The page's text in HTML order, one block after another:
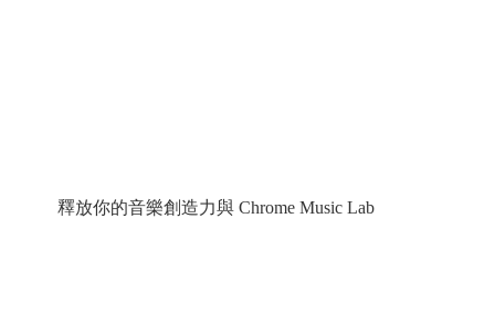
釋放你的音樂創造力與 Chrome Music Lab